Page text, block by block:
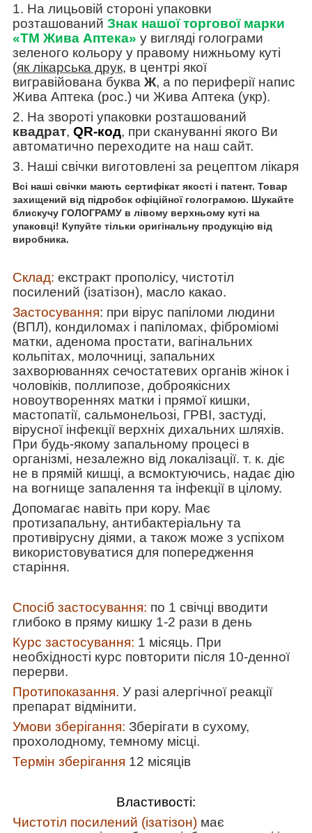
1. На лицьовій стороні упаковки
розташований Знак нашої торгової марки
«ТМ Жива Аптека» у вигляді голограми
зеленого кольору у правому нижньому куті
(як лікарська друк, в центрі якої
вигравійована буква Ж, а по периферії напис
Жива Аптека (рос.) чи Жива Аптека (укр).
2. На звороті упаковки розташований
квадрат, QR-код, при скануванні якого Ви
автоматично переходите на наш сайт.
3. Наші свічки виготовлені за рецептом лікаря
Всі наші свічки мають сертифікат якості і патент. Товар
захищений від підробок офіційної голограмою. Шукайте
блискучу ГОЛОГРАМУ в лівому верхньому куті на
упаковці! Купуйте тільки оригінальну продукцію від
виробника.
Склад: екстракт прополісу, чистотіл
посилений (ізатізон), масло какао.
Застосування: при вірус папіломи людини
(ВПЛ), кондиломах і папіломах, фіброміомі
матки, аденома простати, вагінальних
кольпітах, молочниці, запальних
захворюваннях сечостатевих органів жінок і
чоловіків, поллипозе, доброякісних
новоутвореннях матки і прямої кишки,
мастопатії, сальмонельозі, ГРВІ, застуді,
вірусної інфекції верхніх дихальних шляхів.
При будь-якому запальному процесі в
організмі, незалежно від локалізації. т. к. діє
не в прямій кишці, а всмоктуючись, надає дію
на вогнище запалення та інфекції в цілому.
Допомагає навіть при кору. Має
протизапальну, антибактеріальну та
противірусну діями, а також може з успіхом
використовуватися для попередження
старіння.
Спосіб застосування: по 1 свічці вводити
глибоко в пряму кишку 1-2 рази в день
Курс застосування: 1 місяць. При
необхідності курс повторити після 10-денної
перерви.
Протипоказання. У разі алергічної реакції
препарат відмінити.
Умови зберігання: Зберігати в сухому,
прохолодному, темному місці.
Термін зберігання 12 місяців
Властивості:
Чистотіл посилений (ізатізон) має